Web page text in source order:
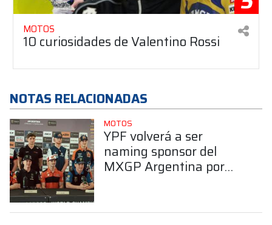
MOTOS
10 curiosidades de Valentino Rossi
NOTAS RELACIONADAS
MOTOS
YPF volverá a ser
naming sponsor del
MXGP Argentina por